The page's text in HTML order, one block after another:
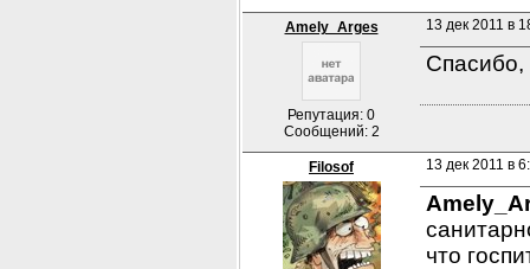
Amely_Arges
Репутация: 0
Сообщений: 2
13 дек 2011 в
Спасибо,
Filosof 13 дек 2011 в
что